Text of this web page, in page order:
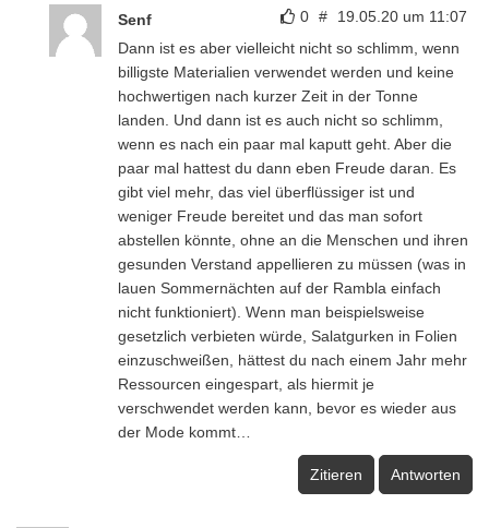
0 # 19.05.20 um 11:07
Senf
Dann ist es aber vielleicht nicht so schlimm, wenn
billigste Materialien verwendet werden und keine
hochwertigen nach kurzer Zeit in der Tonne
landen. Und dann ist es auch nicht so schlimm,
wenn es nach ein paar mal kaputt geht. Aber die
paar mal hattest du dann eben Freude daran. Es
gibt viel mehr, das viel überflüssiger ist und
weniger Freude bereitet und das man sofort
abstellen könnte, ohne an die Menschen und ihren
gesunden Verstand appellieren zu müssen (was in
lauen Sommernächten auf der Rambla einfach
nicht funktioniert). Wenn man beispielsweise
gesetzlich verbieten würde, Salatgurken in Folien
einzuschweißen, hättest du nach einem Jahr mehr
Ressourcen eingespart, als hiermit je
verschwendet werden kann, bevor es wieder aus
der Mode kommt…
Zitieren Antworten